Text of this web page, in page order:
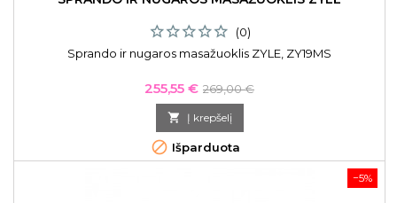
(0)
Sprando ir nugaros masažuoklis ZYLE, ZY19MS
Kaina
255,55 € Bazinė
kaina
269,00 €
 Į krepšelį
 Išparduota
−5%